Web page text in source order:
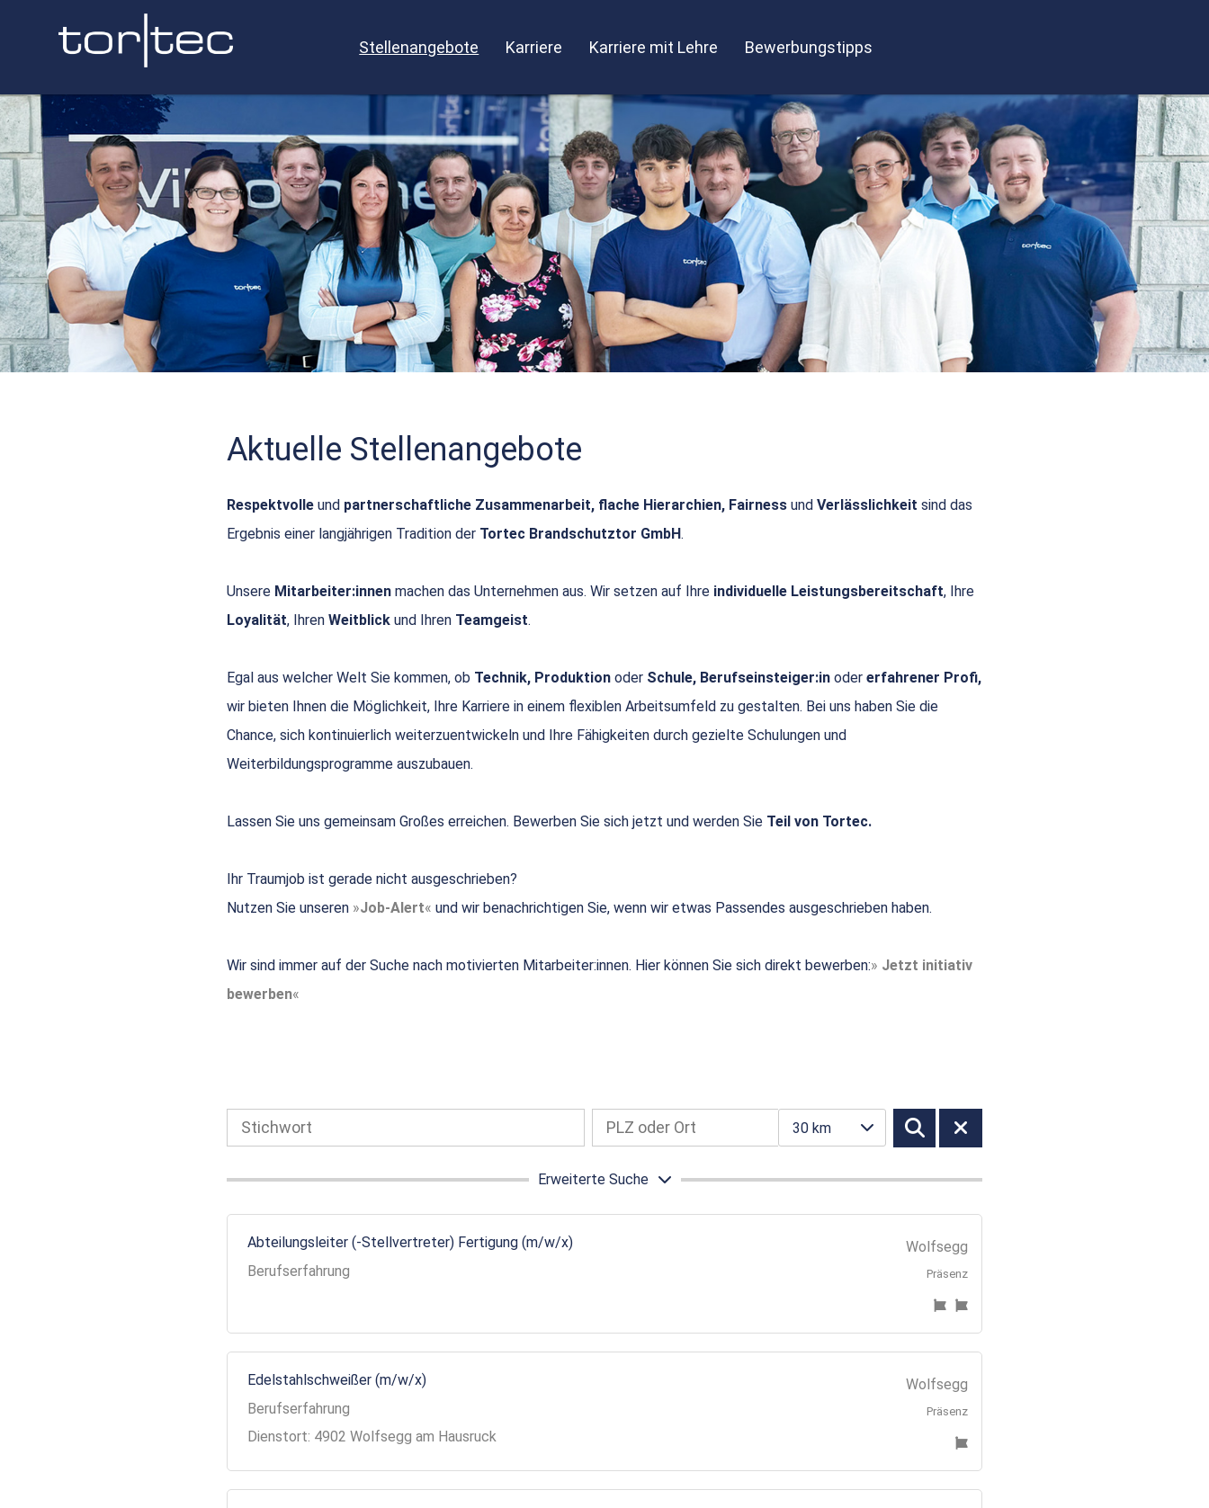
Stellenangebote Karriere Karriere mit Lehre Bewerbungstipps
Aktuelle Stellenangebote
Respektvolle und partnerschaftliche Zusammenarbeit, flache Hierarchien, Fairness und Verlässlichkeit sind das
Ergebnis einer langjährigen Tradition der Tortec Brandschutztor GmbH.
Unsere Mitarbeiter:innen machen das Unternehmen aus. Wir setzen auf Ihre individuelle Leistungsbereitschaft, Ihre
Loyalität, Ihren Weitblick und Ihren Teamgeist.
Egal aus welcher Welt Sie kommen, ob Technik, Produktion oder Schule, Berufseinsteiger:in oder erfahrener Profi,
wir bieten Ihnen die Möglichkeit, Ihre Karriere in einem flexiblen Arbeitsumfeld zu gestalten. Bei uns haben Sie die
Chance, sich kontinuierlich weiterzuentwickeln und Ihre Fähigkeiten durch gezielte Schulungen und
Weiterbildungsprogramme auszubauen.
Lassen Sie uns gemeinsam Großes erreichen. Bewerben Sie sich jetzt und werden Sie Teil von Tortec.
Ihr Traumjob ist gerade nicht ausgeschrieben?
Nutzen Sie unseren
Job-Alert und wir benachrichtigen Sie, wenn wir etwas Passendes ausgeschrieben haben.
Wir sind immer auf der Suche nach motivierten Mitarbeiter:innen. Hier können Sie sich direkt bewerben:
Jetzt initiativ
bewerben
30 km
Erweiterte Suche
Abteilungsleiter (-Stellvertreter) Fertigung (m/w/x)
Berufserfahrung
Wolfsegg
Präsenz
Edelstahlschweißer (m/w/x)
Berufserfahrung
Dienstort: 4902 Wolfsegg am Hausruck
Wolfsegg
Präsenz